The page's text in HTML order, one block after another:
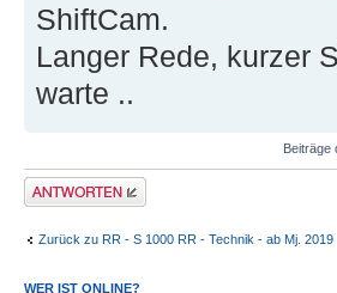
ShiftCam.
Langer Rede, kurzer
warte ..
Beiträge
Antwort erstellen
Zurück zu RR - S 1000 RR - Technik - ab Mj. 2019
WER IST ONLINE?